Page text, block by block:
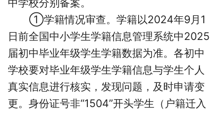
①学籍情况审查。学籍以2024年9月1
日前全国中小学生学籍信息管理系统中2025
届初中毕业年级学生学籍数据为准。各初中
学校要对毕业年级学生学籍信息与学生个人
真实信息进行核实，发现问题，及时申请变
更。身份证号非“1504”开头学生（户籍迁入